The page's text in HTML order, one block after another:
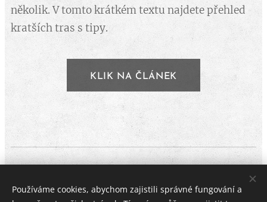
několik. V tomto krátkém textu najdete přehled
kratších tras s tipy.
KLIK NA ČLÁNEK
Používáme cookies, abychom zajistili správné fungování a